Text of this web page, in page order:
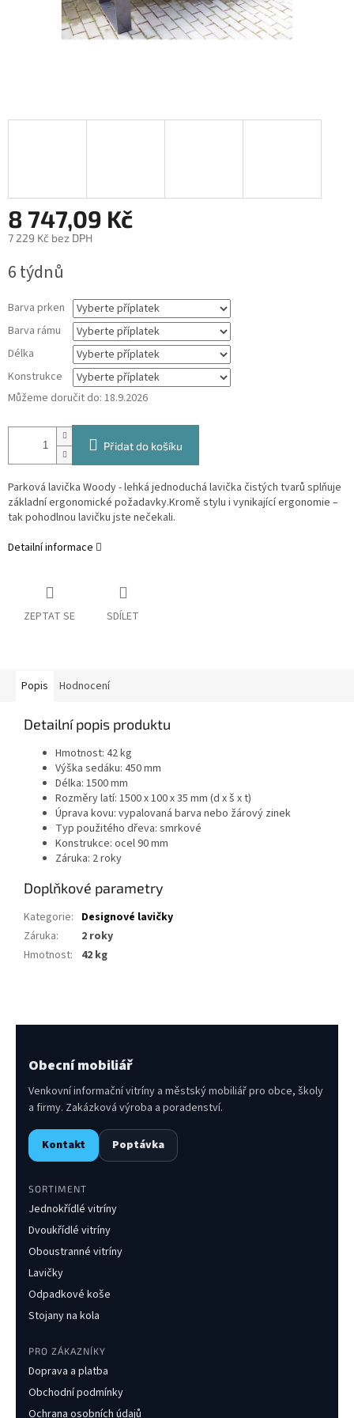
8 747,09 Kč
7 229 Kč bez DPH
cena:
6 týdnů
Barva prken
Barva rámu
Délka
Konstrukce
Můžeme doručit do: 18.9.2026
Přidat do košíku
Parková lavička Woody - lehká jednoduchá lavička čistých tvarů splňuje
základní ergonomické požadavky.Kromě stylu i vynikající ergonomie –
tak pohodlnou lavičku jste nečekali.
Detailní informace
ZEPTAT SE SDÍLET
Popis Hodnocení
Detailní popis produktu
Hmotnost: 42 kg
Výška sedáku: 450 mm
Délka: 1500 mm
Rozměry latí: 1500 x 100 x 35 mm (d x š x t)
Úprava kovu: vypalovaná barva nebo žárový zinek
Typ použitého dřeva: smrkové
Konstrukce: ocel 90 mm
Záruka: 2 roky
Doplňkové parametry
Kategorie: Designové lavičky
Záruka:
2 roky
Hmotnost: 42 kg
Obecní mobiliář
Venkovní informační vitríny a městský mobiliář pro obce, školy
a firmy. Zakázková výroba a poradenství.
Kontakt Poptávka
SORTIMENT
Jednokřídlé vitríny
Dvoukřídlé vitríny
Oboustranné vitríny
Lavičky
Odpadkové koše
Stojany na kola
PRO ZÁKAZNÍKY
Doprava a platba
Obchodní podmínky
Ochrana osobních údajů